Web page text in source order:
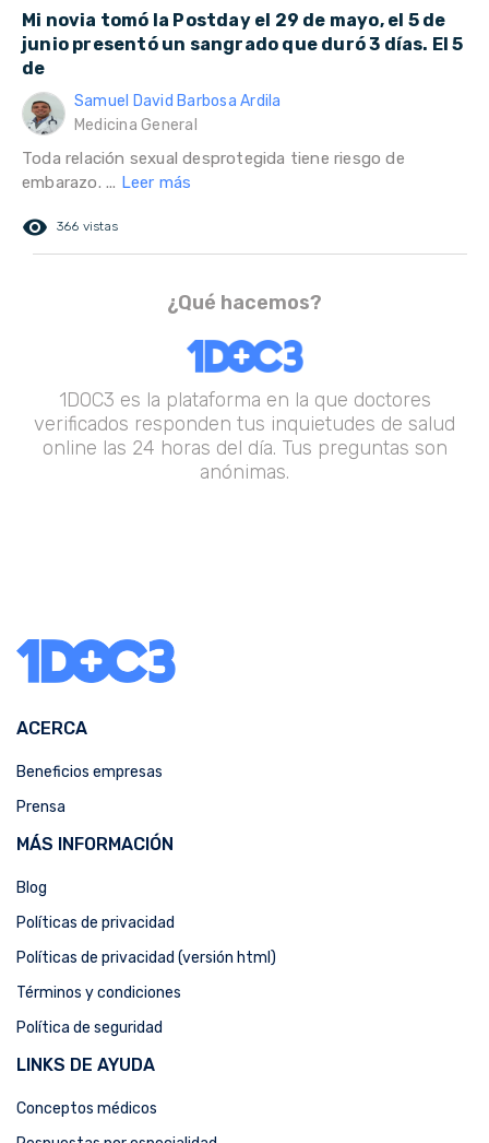
Mi novia tomó la Postday el 29 de mayo, el 5 de
junio presentó un sangrado que duró 3 días. El 5
de
Samuel David Barbosa Ardila
Medicina General
Toda relación sexual desprotegida tiene riesgo de
embarazo. ... Leer más
remove_red_eye 366 vistas
¿Qué hacemos?
1DOC3 es la plataforma en la que doctores
verificados responden tus inquietudes de salud
online las 24 horas del día. Tus preguntas son
anónimas.
ACERCA
Beneficios empresas
Prensa
MÁS INFORMACIÓN
Blog
Políticas de privacidad
Políticas de privacidad (versión html)
Términos y condiciones
Política de seguridad
LINKS DE AYUDA
Conceptos médicos